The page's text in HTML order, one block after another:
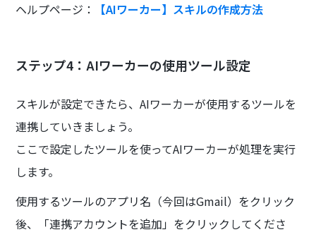
ヘルプページ：
【AIワーカー】スキルの作成方法
ステップ4：AIワーカーの使用ツール設定
スキルが設定できたら、AIワーカーが使用するツールを
連携していきましょう。
ここで設定したツールを使ってAIワーカーが処理を実行
します。
使用するツールのアプリ名（今回はGmail）をクリック
後、「連携アカウントを追加」をクリックしてくださ